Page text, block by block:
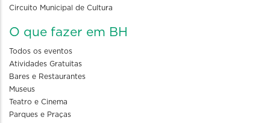
Circuito Municipal de Cultura
O que fazer em BH
Todos os eventos
Atividades Gratuitas
Bares e Restaurantes
Museus
Teatro e Cinema
Parques e Praças